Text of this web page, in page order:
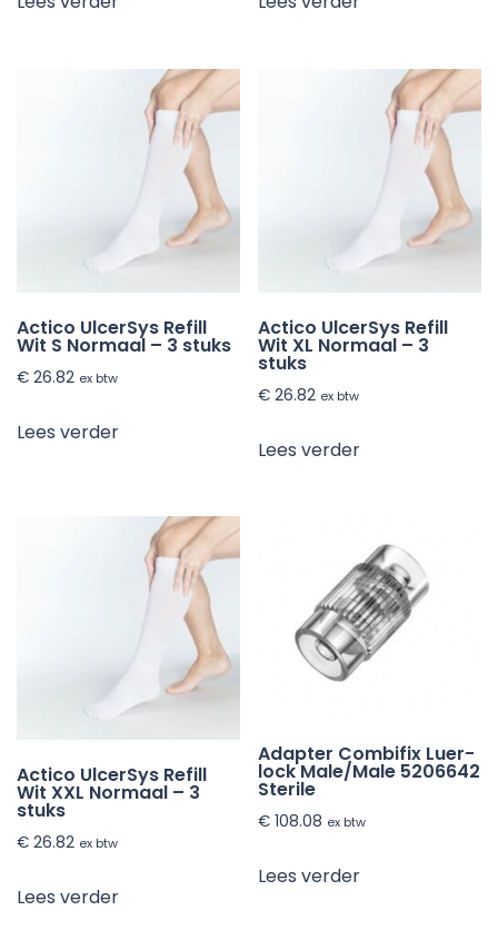
Actico UlcerSys Refill
Wit S Normaal – 3 stuks
€ 26.82 ex btw
Lees verder
Actico UlcerSys Refill
Wit XL Normaal – 3
stuks
€ 26.82 ex btw
Lees verder
Actico UlcerSys Refill
Wit XXL Normaal – 3
stuks
€ 26.82 ex btw
Lees verder
Adapter Combifix Luer-
lock Male/Male 5206642
Sterile
€ 108.08 ex btw
Lees verder